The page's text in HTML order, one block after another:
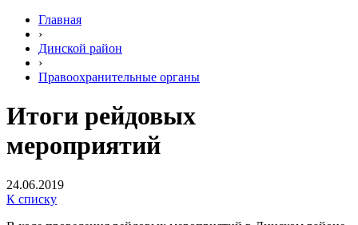
Главная
›
Динской район
›
Правоохранительные органы
Итоги рейдовых
мероприятий
24.06.2019
К списку